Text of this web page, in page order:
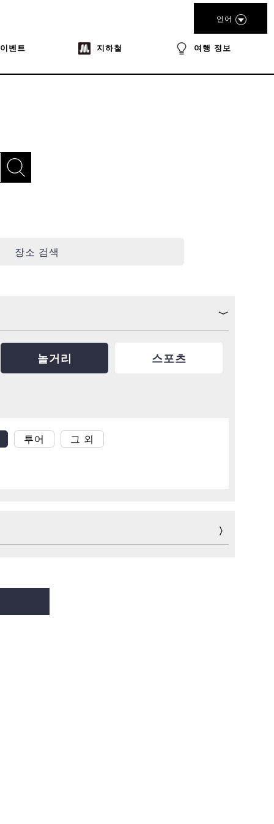
이벤트 지하철 여행 정보
언어
장소 검색
놀거리 스포츠
투어
그 외